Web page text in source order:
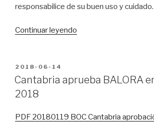
responsabilice de su buen uso y cuidado.
Continuar leyendo
12-
PUBLICADO
EN
2018-06-14
Cantabria aprueba BALORA
2018
PDF 20180119 BOC Cantabria